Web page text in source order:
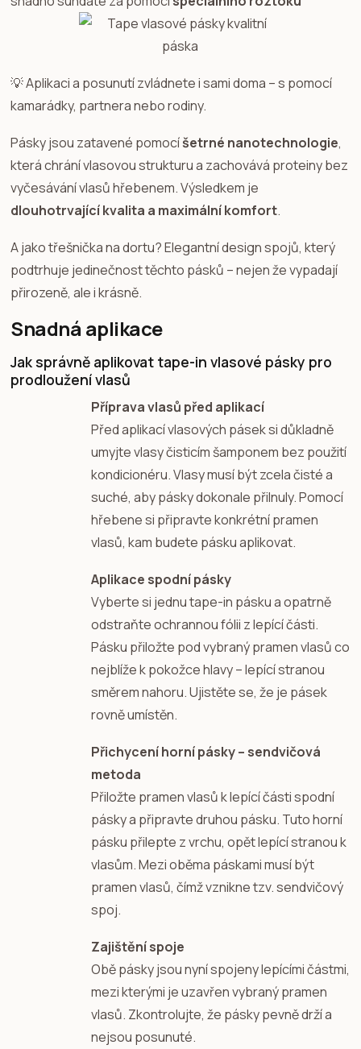
💡 Aplikaci a posunutí zvládnete i sami doma – s pomocí
kamarádky, partnera nebo rodiny.
Pásky jsou zatavené pomocíšetrné nanotechnologie,
která chrání vlasovou strukturu a zachovává proteiny bez
vyčesávání vlasů hřebenem. Výsledkem je
dlouhotrvající kvalita a maximální komfort.
A jako třešnička na dortu? Elegantní design spojů, který
podtrhuje jedinečnost těchto pásků – nejen že vypadají
přirozeně, ale i krásně.
Snadná aplikace
Jak správně aplikovat tape-in vlasové pásky pro
prodloužení vlasů
Příprava vlasů před aplikací
Před aplikací vlasových pásek si důkladně
umyjte vlasy čisticím šamponem bez použití
kondicionéru. Vlasy musí být zcela čisté a
suché, aby pásky dokonale přilnuly. Pomocí
hřebene si připravte konkrétní pramen
vlasů, kam budete pásku aplikovat.
Aplikace spodní pásky
Vyberte si jednu tape-in pásku a opatrně
odstraňte ochrannou fólii z lepící části.
Pásku přiložte pod vybraný pramen vlasů co
nejblíže k pokožce hlavy – lepící stranou
směrem nahoru. Ujistěte se, že je pásek
rovně umístěn.
Přichycení horní pásky – sendvičová
metoda
Přiložte pramen vlasů k lepící části spodní
pásky a připravte druhou pásku. Tuto horní
pásku přilepte z vrchu, opět lepící stranou k
vlasům. Mezi oběma páskami musí být
pramen vlasů, čímž vznikne tzv. sendvičový
spoj.
Zajištění spoje
Obě pásky jsou nyní spojeny lepícími částmi,
mezi kterými je uzavřen vybraný pramen
vlasů. Zkontrolujte, že pásky pevně drží a
nejsou posunuté.